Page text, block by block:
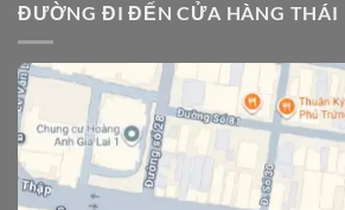
ĐƯỜNG ĐI ĐẾN CỬA HÀNG THÁI